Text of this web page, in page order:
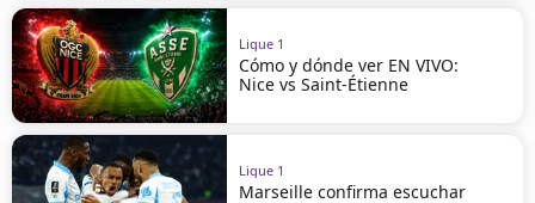
Ligue 1
Cómo y dónde ver EN VIVO:
Nice vs Saint-Étienne
Ligue 1
Marseille confirma escuchar